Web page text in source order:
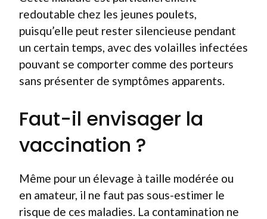
redoutable chez les jeunes poulets,
puisqu’elle peut rester silencieuse pendant
un certain temps, avec des volailles infectées
pouvant se comporter comme des porteurs
sans présenter de symptômes apparents.
Faut-il envisager la
vaccination ?
Même pour un élevage à taille modérée ou
en amateur, il ne faut pas sous-estimer le
risque de ces maladies. La contamination ne